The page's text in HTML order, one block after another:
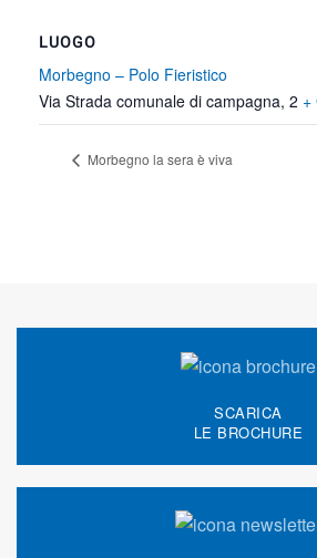
LUOGO
Morbegno – Polo Fieristico
Via Strada comunale di campagna, 2 +
Morbegno la sera è viva
SCARICA
LE BROCHURE